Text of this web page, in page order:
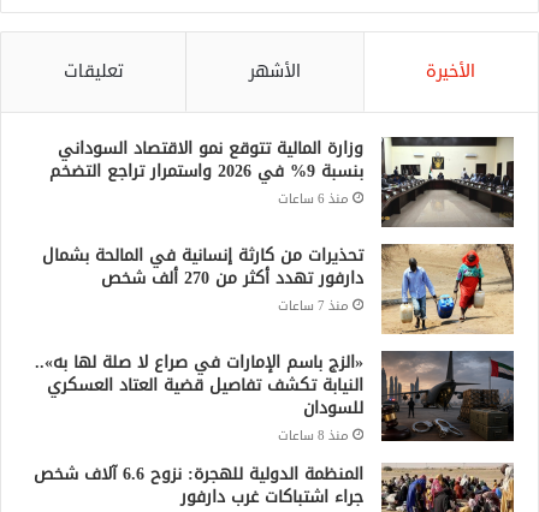
الأخيرة الأشهر تعليقات
وزارة المالية تتوقع نمو الاقتصاد السوداني
بنسبة 9% في 2026 واستمرار تراجع التضخم
منذ 6 ساعات
تحذيرات من كارثة إنسانية في المالحة بشمال
دارفور تهدد أكثر من 270 ألف شخص
منذ 7 ساعات
«الزج باسم الإمارات في صراع لا صلة لها به»..
النيابة تكشف تفاصيل قضية العتاد العسكري
للسودان
منذ 8 ساعات
المنظمة الدولية للهجرة: نزوح 6.6 آلاف شخص
جراء اشتباكات غرب دارفور